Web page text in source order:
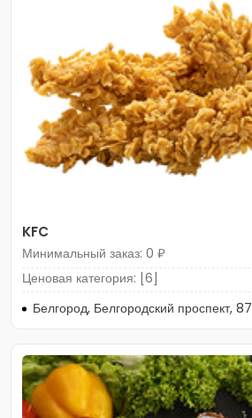
KFC
Минимальный заказ: 0 ₽
Ценовая категория: [6]
Белгород, Белгородский проспект, 87